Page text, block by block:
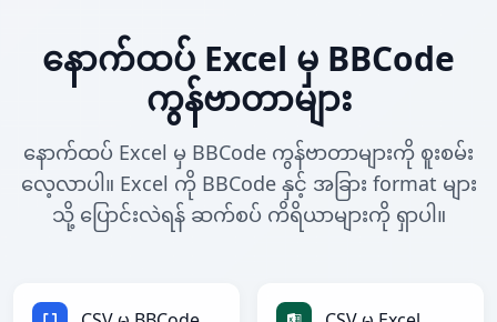
နောက်ထပ် Excel မှ BBCode
ကွန်ဗာတာများ
နောက်ထပ် Excel မှ BBCode ကွန်ဗာတာများကို စူးစမ်း
လေ့လာပါ။ Excel ကို BBCode နှင့် အခြား format များ
သို့ ပြောင်းလဲရန် ဆက်စပ် ကိရိယာများကို ရှာပါ။